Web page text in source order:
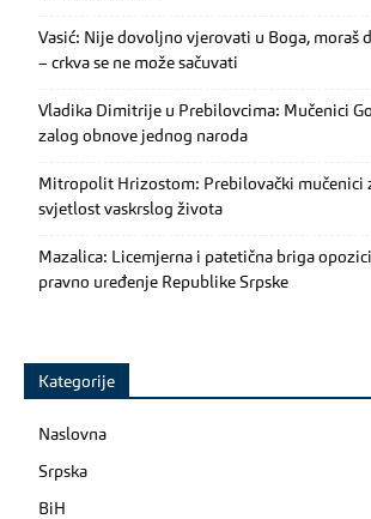
Vasić: Nije dovoljno vjerovati u Boga, moraš
– crkva se ne može sačuvati
Vladika Dimitrije u Prebilovcima: Mučenici
zalog obnove jednog naroda
Mitropolit Hrizostom: Prebilovački mučenici
svjetlost vaskrslog života
Mazalica: Licemjerna i patetična briga
pravno uređenje Republike Srpske
Kategorije
Naslovna
Srpska
BiH